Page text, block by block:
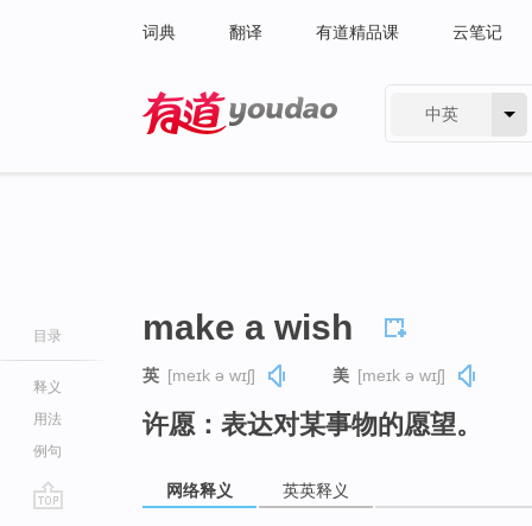
词典 翻译 有道精品课 云笔记
中英
目录
释义
用法
例句
make a wish
英 [meɪk ə wɪʃ] 美 [meɪk ə wɪʃ]
许愿：表达对某事物的愿望。
网络释义 英英释义